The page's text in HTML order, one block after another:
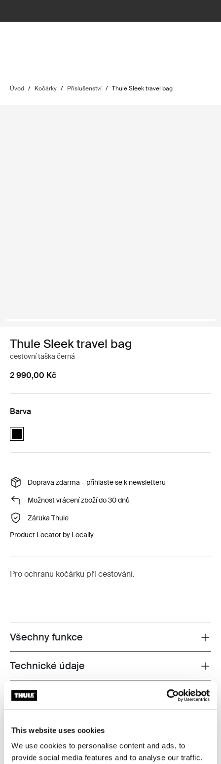
This website uses cookies
We use cookies to personalise content and ads, to
provide social media features and to analyse our traffic.
Úvod / Kočárky / Příslušenství / Thule Sleek travel bag
Thule Sleek travel bag
cestovní taška černá
2 990,00 Kč
Barva
Thule Sleek travel bag Černá (selected)
Doprava zdarma – přihlaste se k newsletteru
Možnost vrácení zboží do 30 dnů
Záruka Thule
Product Locator by Locally
Pro ochranu kočárku při cestování.
Toggle features
Všechny funkce
Toggle techspec
Technické údaje
Toggle guides and instructions
Návod
Toggle overview